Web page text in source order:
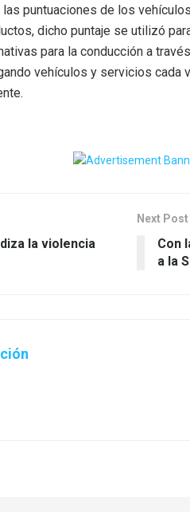
puntuaciones de los
dicho puntaje se utilizó
para la conducción a
vehículos y servicios
la violencia
Next Post
Con
a la